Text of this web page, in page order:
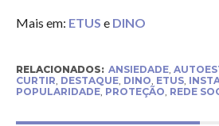
Mais em: ETUS e DINO
RELACIONADOS: ANSIEDADE,
CURTIR, DESTAQUE, DINO, ETUS,
POPULARIDADE, PROTEÇÃO, REDE